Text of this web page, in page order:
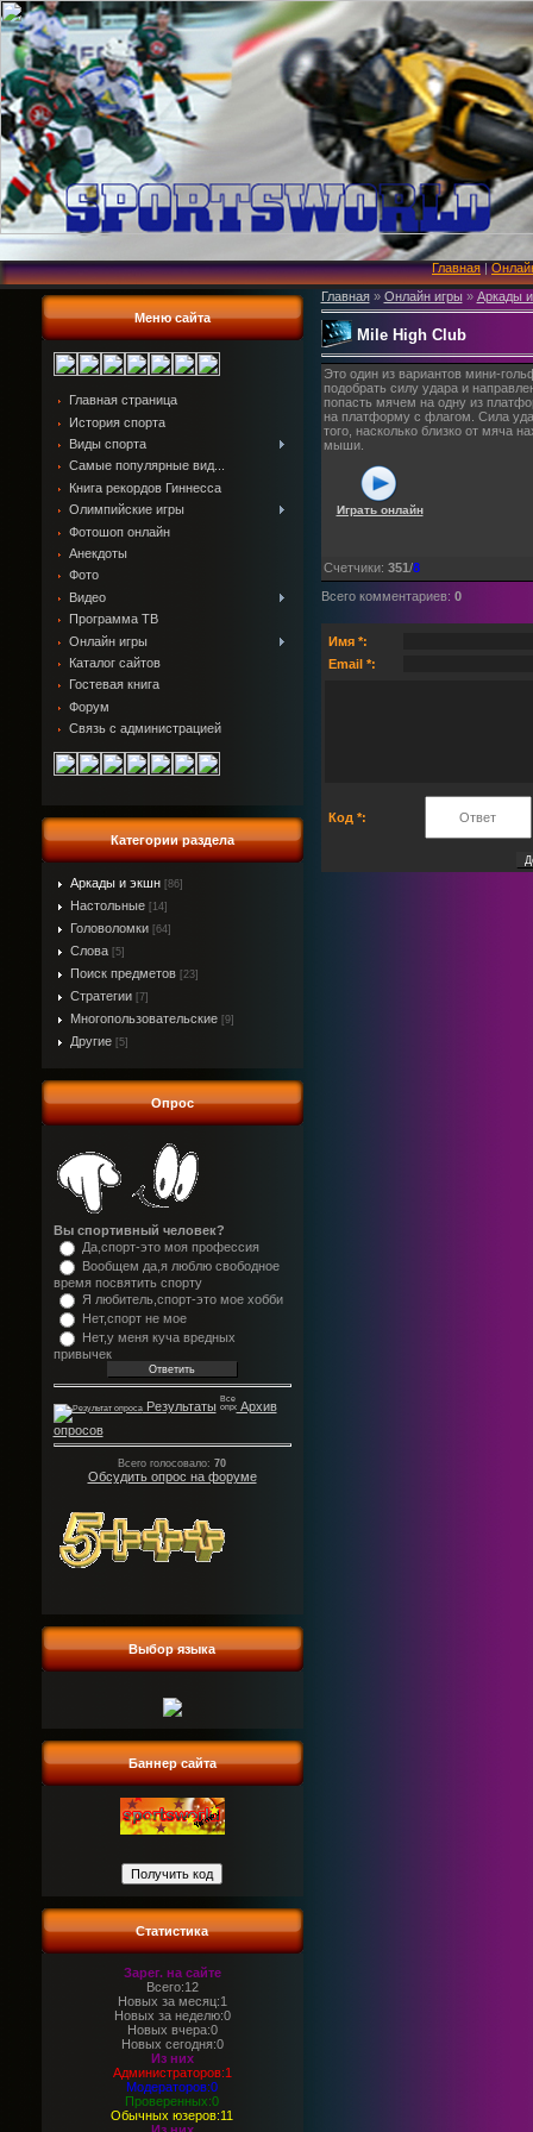
Главная|
Меню сайта
Главная страница
История спорта
Виды спорта
Самые популярные вид...
Книга рекордов Гиннесса
Олимпийские игры
Фотошоп онлайн
Анекдоты
Фото
Видео
Программа ТВ
Онлайн игры
Каталог сайтов
Гостевая книга
Форум
Связь с администрацией
Категории раздела
Аркады и экшн [86]
Настольные [14]
Головоломки [64]
Слова [5]
Поиск предметов [23]
Стратегии [7]
Многопользовательские [9]
Другие [5]
Опрос
Вы спортивный человек?
Да,спорт-это моя профессия
Вообщем да,я люблю свободное
время посвятить спорту
Я любитель,спорт-это мое хобби
Нет,спорт не мое
Нет,у меня куча вредных
привычек
Результаты
Архив
опросов
Всего голосовало: 70
Обсудить опрос на форуме
Выбор языка
Баннер сайта
Статистика
Зарег. на сайте
Всего:12
Новых за месяц:1
Новых за неделю:0
Новых вчера:0
Новых сегодня:0
Из них
Администраторов:1
Модераторов:0
Проверенных:0
Обычных юзеров:11
Главная» Онлайн игры» Аркады
Mile High Club
Это один из вариантов мини-
подобрать силу удара и
попасть мячем на одну из
на платформу с флагом. Сила
того, насколько близко от мяча
мыши.
Играть онлайн
Счетчики: 351 /8
Всего комментариев: 0
Имя *:
Email *:
Код *: